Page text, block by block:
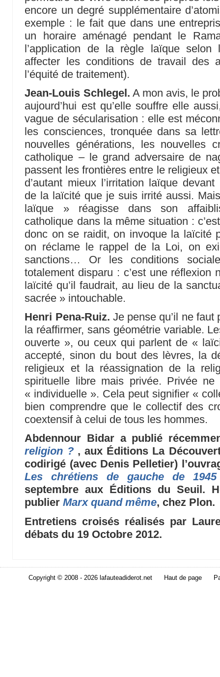
encore un degré supplémentaire
exemple : le fait que dans une
un horaire aménagé pendant le
l’application de la règle laïque
affecter les conditions de travail des
l’équité de traitement).
Jean-Louis Schlegel. A mon avis, le
aujourd’hui est qu’elle souffre elle
vague de sécularisation : elle est
les consciences, tronquée dans sa
nouvelles générations, les nouvelles
catholique – le grand adversaire de
passent les frontières entre le religieux
d’autant mieux l’irritation laïque
de la laïcité que je suis irrité aussi.
laïque » réagisse dans son
catholique dans la même situation :
donc on se raidit, on invoque la laïcité
on réclame le rappel de la Loi, on
sanctions… Or les conditions
totalement disparu : c’est une réflexion
laïcité qu’il faudrait, au lieu de la
sacrée » intouchable.
Henri Pena-Ruiz. Je pense qu’il ne
la réaffirmer, sans géométrie variable.
ouverte », ou ceux qui parlent de «
accepté, sinon du bout des lèvres, la
religieux et la réassignation de la
spirituelle libre mais privée. Privée
« individuelle ». Cela peut signifier «
bien comprendre que le collectif des
coextensif à celui de tous les hommes.
Abdennour Bidar a publié
religion ?, aux Éditions La
codirigé (avec Denis Pelletier)
Les chrétiens de gauche de
septembre aux Éditions du Seuil.
publierMarx quand même, chez Plon.
Entretiens croisés réalisés par
débats du 19 Octobre 2012.
Copyright © 2008 - 2026 lafauteadiderot.net Haut de page